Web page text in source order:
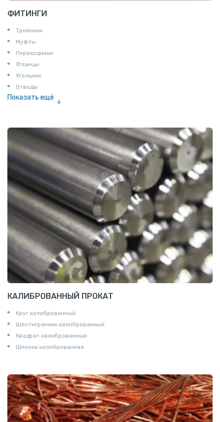
ФИТИНГИ
Тройники
Муфты
Переходники
Фланцы
Угольник
Отводы
Показать ещё
Соединение «американка»
Штуцеры
Сгоны
Удлинители для труб
Крестовины
Контргайки
КАЛИБРОВАННЫЙ ПРОКАТ
Круг калиброванный
Шестигранник калиброванный
Квадрат калиброванный
Шпонка калиброванная